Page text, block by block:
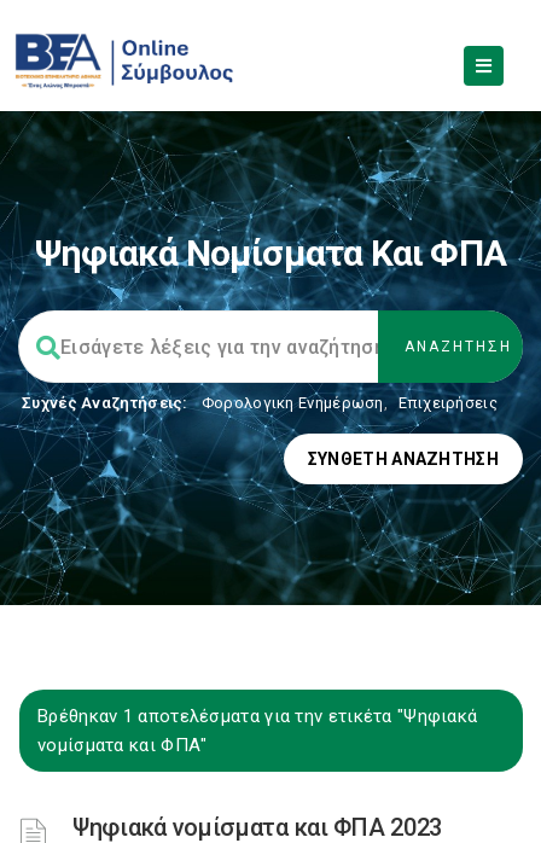
Ψηφιακά Νομίσματα Και ΦΠΑ
Συχνές Αναζητήσεις: Φορολογικη Ενημέρωση, Επιχειρήσεις
ΣΎΝΘΕΤΗ ΑΝΑΖΉΤΗΣΗ
Βρέθηκαν 1 αποτελέσματα για την ετικέτα "Ψηφιακά
νομίσματα και ΦΠΑ"
Ψηφιακά νομίσματα και ΦΠΑ 2023